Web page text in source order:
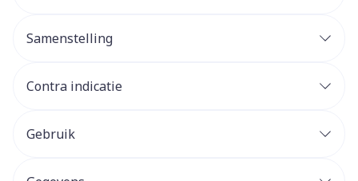
Samenstelling
Contra indicatie
Gebruik